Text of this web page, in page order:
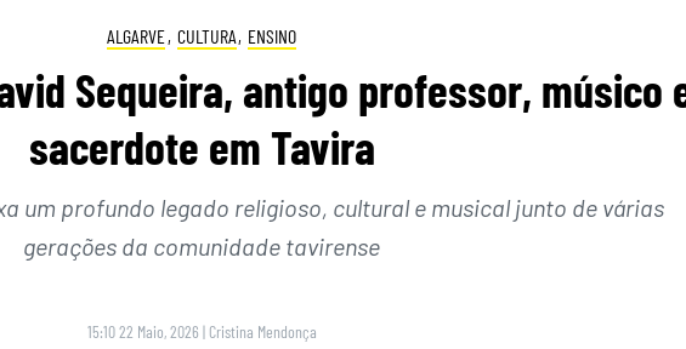
ALGARVE, CULTURA, ENSINO
Sequeira, antigo professor, músico
sacerdote em Tavira
um profundo legado religioso, cultural e musical junto de várias
gerações da comunidade tavirense
15:10 22 Maio, 2026 | Cristina Mendonça